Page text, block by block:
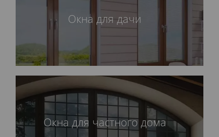
Окна для дачи
Окна для частного дома